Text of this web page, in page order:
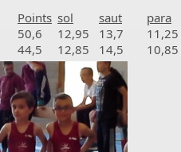
Points sol saut
para
50,6 12,95 13,7
11,25
44,5 12,85 14,5 10,85